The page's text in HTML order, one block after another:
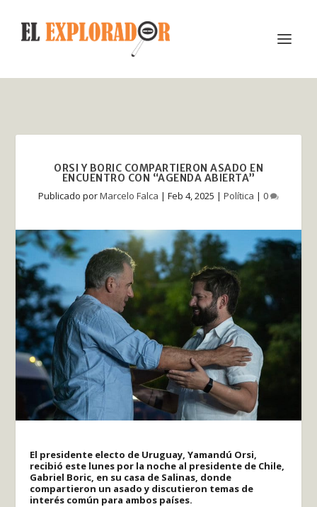
ORSI Y BORIC COMPARTIERON ASADO EN
ENCUENTRO CON “AGENDA ABIERTA”
Publicado porMarcelo Falca | Feb 4, 2025 | Política | 0
El presidente electo de Uruguay, Yamandú Orsi,
recibió este lunes por la noche al presidente de Chile,
Gabriel Boric, en su casa de Salinas, donde
compartieron un asado y discutieron temas de
interés común para ambos países.